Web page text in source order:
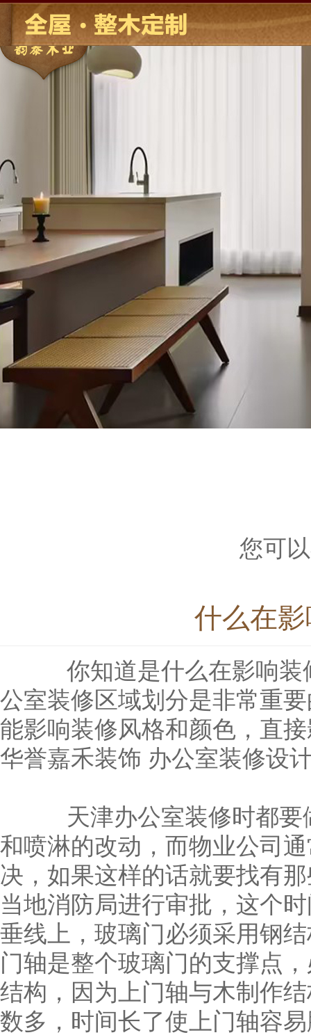
您可
什么在
你知道是什么在影响装
公室装修区域划分是非常重
能影响装修风格和颜色，直
华誉嘉禾装饰 办公室装修设
天津办公室装修时都要
和喷淋的改动，而物业公司
决，如果这样的话就要找有
当地消防局进行审批，这个
垂线上，玻璃门必须采用钢
门轴是整个玻璃门的支撑点
结构，因为上门轴与木制作
数多，时间长了使上门轴容